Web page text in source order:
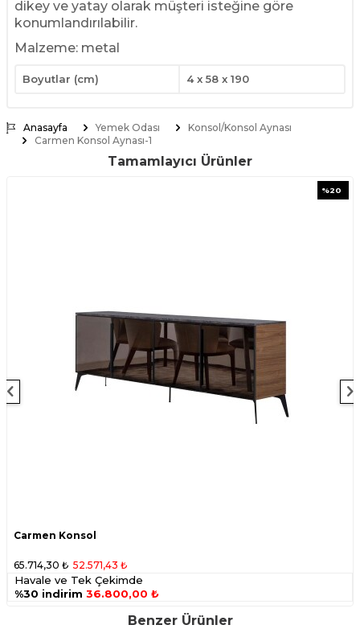
dikey ve yatay olarak müşteri isteğine göre
konumlandırılabilir.
Malzeme: metal
Boyutlar (cm) 4 x 58 x 190
Anasayfa Yemek Odası
Konsol/Konsol Aynası
Carmen Konsol Aynası-1
Tamamlayıcı Ürünler
%20
Carmen Konsol
65.714,30 ₺ 52.571,43 ₺
Havale ve Tek Çekimde
%30 indirim 36.800,00 ₺
Benzer Ürünler